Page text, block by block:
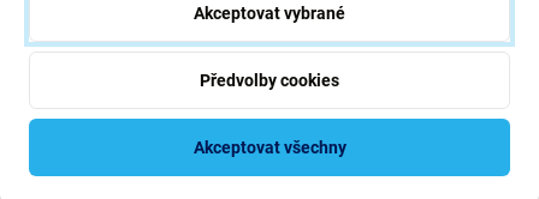
Cleanser IPA
329 Kč
Micro Chip Electronic
rozprašovačem, 1000 ml,
Cleanser IPA
355 Kč
SKLADEM 8 ks
Akceptovat vybrané
Předvolby cookies
Akceptovat všechny